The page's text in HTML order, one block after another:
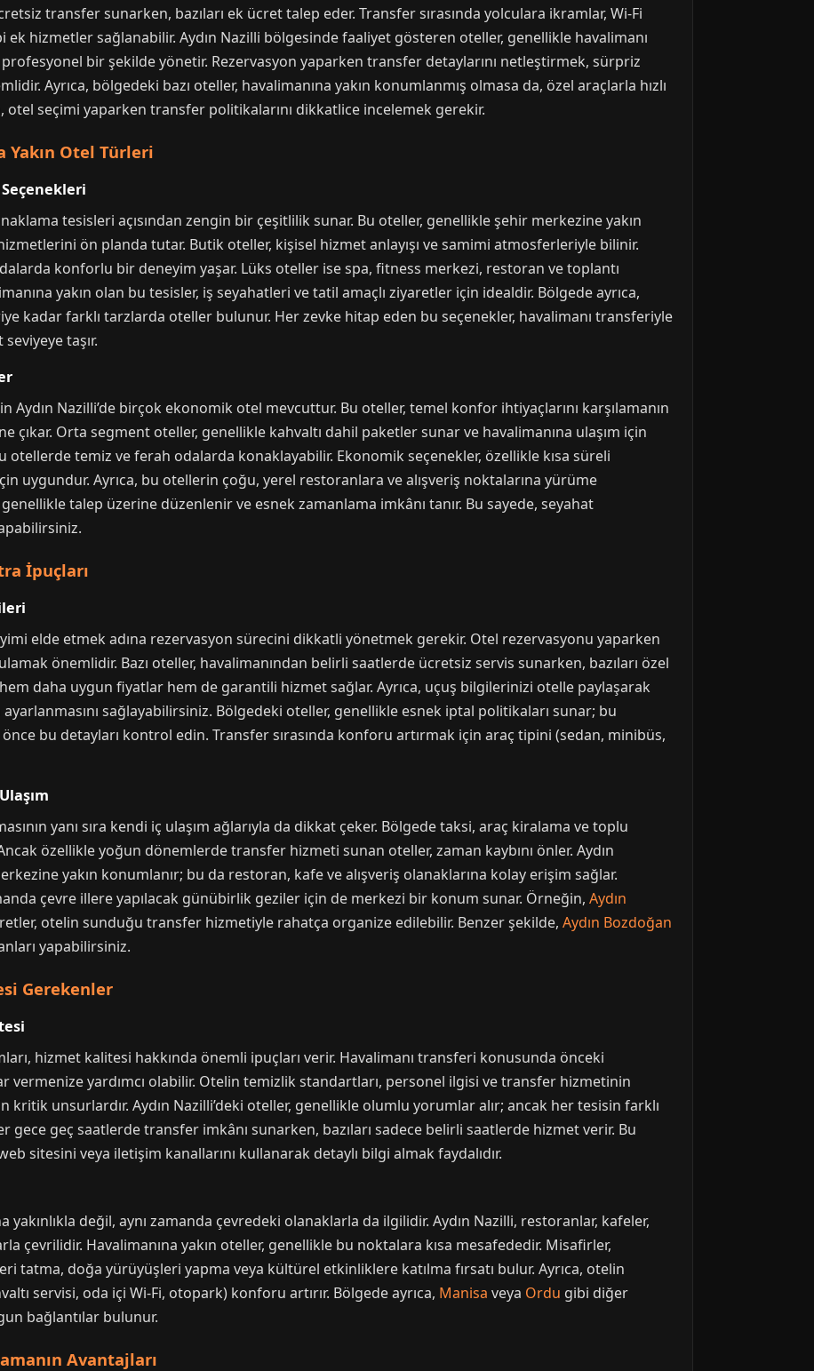
transfer sunarken, bazıları ek ücret talep eder. Transfer sırasında yolculara ikramlar, Wi-Fi
ek hizmetler sağlanabilir. Aydın Nazilli bölgesinde faaliyet gösteren oteller, genellikle havalimanı
bir şekilde yönetir. Rezervasyon yaparken transfer detaylarını netleştirmek, sürpriz
Ayrıca, bölgedeki bazı oteller, havalimanına yakın konumlanmış olmasa da, özel araçlarla hızlı
otel seçimi yaparken transfer politikalarını dikkatlice incelemek gerekir.
Yakın Otel Türleri
tesisleri açısından zengin bir çeşitlilik sunar. Bu oteller, genellikle şehir merkezine yakın
ön planda tutar. Butik oteller, kişisel hizmet anlayışı ve samimi atmosferleriyle bilinir.
konforlu bir deneyim yaşar. Lüks oteller ise spa, fitness merkezi, restoran ve toplantı
yakın olan bu tesisler, iş seyahatleri ve tatil amaçlı ziyaretler için idealdir. Bölgede ayrıca,
kadar farklı tarzlarda oteller bulunur. Her zevke hitap eden bu seçenekler, havalimanı transferiyle
taşır.
Aydın Nazilli’de birçok ekonomik otel mevcuttur. Bu oteller, temel konfor ihtiyaçlarını karşılamanın
çıkar. Orta segment oteller, genellikle kahvaltı dahil paketler sunar ve havalimanına ulaşım için
otellerde temiz ve ferah odalarda konaklayabilir. Ekonomik seçenekler, özellikle kısa süreli
uygundur. Ayrıca, bu otellerin çoğu, yerel restoranlara ve alışveriş noktalarına yürüme
talep üzerine düzenlenir ve esnek zamanlama imkânı tanır. Bu sayede, seyahat
İpuçları
elde etmek adına rezervasyon sürecini dikkatli yönetmek gerekir. Otel rezervasyonu yaparken
önemlidir. Bazı oteller, havalimanından belirli saatlerde ücretsiz servis sunarken, bazıları özel
daha uygun fiyatlar hem de garantili hizmet sağlar. Ayrıca, uçuş bilgilerinizi otelle paylaşarak
sağlayabilirsiniz. Bölgedeki oteller, genellikle esnek iptal politikaları sunar; bu
bu detayları kontrol edin. Transfer sırasında konforu artırmak için araç tipini (sedan, minibüs,
yanı sıra kendi iç ulaşım ağlarıyla da dikkat çeker. Bölgede taksi, araç kiralama ve toplu
özellikle yoğun dönemlerde transfer hizmeti sunan oteller, zaman kaybını önler. Aydın
yakın konumlanır; bu da restoran, kafe ve alışveriş olanaklarına kolay erişim sağlar.
çevre illere yapılacak günübirlik geziler için de merkezi bir konum sunar. Örneğin, Aydın
otelin sunduğu transfer hizmetiyle rahatça organize edilebilir. Benzer şekilde, Aydın Bozdoğan
yapabilirsiniz.
Gerekenler
hizmet kalitesi hakkında önemli ipuçları verir. Havalimanı transferi konusunda önceki
yardımcı olabilir. Otelin temizlik standartları, personel ilgisi ve transfer hizmetinin
unsurlardır. Aydın Nazilli’deki oteller, genellikle olumlu yorumlar alır; ancak her tesisin farklı
gece geç saatlerde transfer imkânı sunarken, bazıları sadece belirli saatlerde hizmet verir. Bu
sitesini veya iletişim kanallarını kullanarak detaylı bilgi almak faydalıdır.
yakınlıkla değil, aynı zamanda çevredeki olanaklarla da ilgilidir. Aydın Nazilli, restoranlar, kafeler,
çevrilidir. Havalimanına yakın oteller, genellikle bu noktalara kısa mesafededir. Misafirler,
tatma, doğa yürüyüşleri yapma veya kültürel etkinliklere katılma fırsatı bulur. Ayrıca, otelin
servisi, oda içi Wi-Fi, otopark) konforu artırır. Bölgede ayrıca, Manisa veya Ordu gibi diğer
bağlantılar bulunur.
Avantajları